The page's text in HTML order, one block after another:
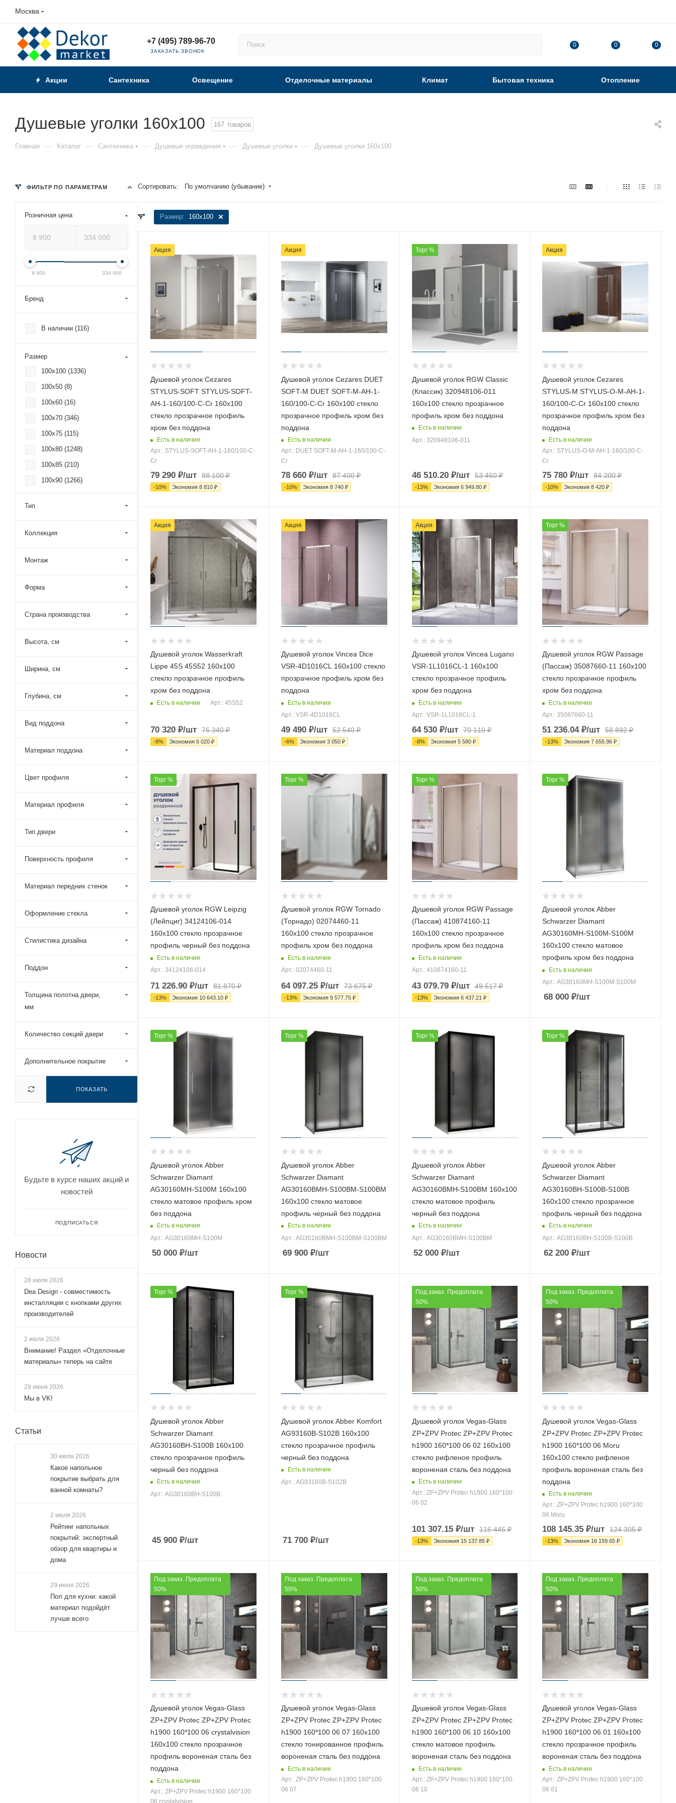
Москва
+7 (495) 789-96-70
ЗАКАЗАТЬ ЗВОНОК
0 0 0
Акции Сантехника Освещение Отделочные материалы Климат Бытовая техника Отопление
Душевые уголки 160x100 167 товаров
Главная — Каталог — Сантехника — Душевые ограждения — Душевые уголки — Душевые уголки 160x100
Сортировать: По умолчанию (убывание)
Размер: 160x100
Акция
Душевой уголок Cezares
STYLUS-SOFT STYLUS-SOFT-
AH-1-160/100-C-Cr 160х100
стекло прозрачное профиль
хром без поддона
Есть в наличии
Арт.: STYLUS-SOFT-AH-1-160/100-C-
Cr
79 290 ₽/шт 88 100₽
-10% Экономия 8 810 ₽
Акция
Душевой уголок Cezares DUET
SOFT-M DUET SOFT-M-AH-1-
160/100-C-Cr 160х100 стекло
прозрачное профиль хром без
поддона
Есть в наличии
Арт.: DUET SOFT-M-AH-1-160/100-C-
Cr
78 660₽/шт 87 400₽
-10% Экономия 8 740₽
Торг %
Душевой уголок RGW Classic
(Класcик) 320948106-011
160х100 стекло прозрачное
профиль хром без поддона
Есть в наличии
Арт.: 320948106-011
46 510.20₽/шт 53 460₽
-13% Экономия 6 949.80₽
Акция
Душевой уголок Cezares
STYLUS-M STYLUS-O-M-AH-1-
160/100-C-Cr 160х100 стекло
прозрачное профиль хром без
поддона
Есть в наличии
Арт.: STYLUS-O-M-AH-1-160/100-C-
Cr
75 780 ₽/шт 84 200₽
-10% Экономия8 420 ₽
Акция
Душевой уголок Wasserkraft
Lippe 45S 45S52 160х100
стекло прозрачное профиль
хром без поддона
Есть в наличии Арт.: 45S52
70 320 ₽/шт 76 340₽
-8% Экономия 6 020 ₽
Акция
Душевой уголок Vincea Dice
VSR-4D1016CL 160х100 стекло
прозрачное профиль хром без
поддона
Есть в наличии
Арт.: VSR-4D1016CL
49 490₽/шт 52 540₽
-6% Экономия 3 050₽
Акция
Душевой уголок Vincea Lugano
VSR-1L1016CL-1 160х100
стекло прозрачное профиль
хром без поддона
Есть в наличии
Арт.: VSR-1L1016CL-1
64 530₽/шт 70 110₽
-8% Экономия 5 580₽
Торг %
Душевой уголок RGW Passage
(Пассаж) 35087660-11 160х100
стекло прозрачное профиль
хром без поддона
Есть в наличии
Арт.: 35087660-11
51 236.04₽/шт 58 892₽
-13% Экономия7 655.96 ₽
Торг %
Душевой уголок RGW Leipzig
(Лейпциг) 34124106-014
160х100 стекло прозрачное
профиль черный без поддона
Есть в наличии
Арт.: 34124106-014
71 226.90 ₽/шт 81 870₽
-13% Экономия 10 643.10 ₽
Торг %
Душевой уголок RGW Tornado
(Торнадо) 02074460-11
160х100 стекло прозрачное
профиль хром без поддона
Есть в наличии
Арт.: 02074460-11
64 097.25₽/шт 73 675₽
-13% Экономия 9 577.75₽
Торг %
Душевой уголок RGW Passage
(Пассаж) 410874160-11
160х100 стекло прозрачное
профиль хром без поддона
Есть в наличии
Арт.: 410874160-11
43 079.79₽/шт 49 517₽
-13% Экономия 6 437.21 ₽
Торг %
Душевой уголок Abber
Schwarzer Diamant
AG30160MH-S100M-S100M
160х100 стекло матовое
профиль хром без поддона
Есть в наличии
Арт.: AG30160MH-S100M-S100M
68 000 ₽/шт
Торг %
Душевой уголок Abber
Schwarzer Diamant
AG30160MH-S100M 160х100
стекло матовое профиль хром
без поддона
Есть в наличии
Арт.: AG30160MH-S100M
50 000 ₽/шт
Торг %
Душевой уголок Abber
Schwarzer Diamant
AG30160BMH-S100BM-S100BM
160х100 стекло матовое
профиль черный без поддона
Есть в наличии
Арт.: AG30160BMH-S100BM-S100BM
69 900₽/шт
Торг %
Душевой уголок Abber
Schwarzer Diamant
AG30160BMH-S100BM 160х100
стекло матовое профиль
черный без поддона
Есть в наличии
Арт.: AG30160BMH-S100BM
52 000₽/шт
Торг %
Душевой уголок Abber
Schwarzer Diamant
AG30160BH-S100B-S100B
160х100 стекло прозрачное
профиль черный без поддона
Есть в наличии
Арт.: AG30160BH-S100B-S100B
62 200 ₽/шт
Торг %
Душевой уголок Abber
Schwarzer Diamant
AG30160BH-S100B 160х100
стекло прозрачное профиль
черный без поддона
Есть в наличии
Арт.: AG30160BH-S100B
45 900 ₽/шт
Торг %
Душевой уголок Abber Komfort
AG93160B-S102B 160х100
стекло прозрачное профиль
черный без поддона
Есть в наличии
Арт.: AG93160B-S102B
71 700₽/шт
Под заказ. Предоплата
50%
Душевой уголок Vegas-Glass
ZP+ZPV Protec ZP+ZPV Protec
h1900 160*100 06 02 160х100
стекло рифленое профиль
вороненая сталь без поддона
Есть в наличии
Арт.: ZP+ZPV Protec h1900 160*100
06 02
101 307.15₽/шт 116 445₽
-13% Экономия 15 137.85₽
Под заказ. Предоплата
50%
Душевой уголок Vegas-Glass
ZP+ZPV Protec ZP+ZPV Protec
h1900 160*100 06 Moru
160х100 стекло рифленое
профиль вороненая сталь без
поддона
Есть в наличии
Арт.: ZP+ZPV Protec h1900 160*100
06 Moru
108 145.35 ₽/шт 124 305₽
-13% Экономия 16 159.65 ₽
Под заказ. Предоплата
50%
Душевой уголок Vegas-Glass
ZP+ZPV Protec ZP+ZPV Protec
h1900 160*100 06 crystalvision
160х100 стекло прозрачное
профиль вороненая сталь без
поддона
Есть в наличии
Арт.: ZP+ZPV Protec h1900 160*100
Под заказ. Предоплата
50%
Душевой уголок Vegas-Glass
ZP+ZPV Protec ZP+ZPV Protec
h1900 160*100 06 07 160х100
стекло тонированное профиль
вороненая сталь без поддона
Есть в наличии
Арт.: ZP+ZPV Protec h1900 160*100
06 07
Под заказ. Предоплата
50%
Душевой уголок Vegas-Glass
ZP+ZPV Protec ZP+ZPV Protec
h1900 160*100 06 10 160х100
стекло матовое профиль
вороненая сталь без поддона
Есть в наличии
Арт.: ZP+ZPV Protec h1900 160*100
06 10
Под заказ. Предоплата
50%
Душевой уголок Vegas-Glass
ZP+ZPV Protec ZP+ZPV Protec
h1900 160*100 06 01 160х100
стекло прозрачное профиль
вороненая сталь без поддона
Есть в наличии
Арт.: ZP+ZPV Protec h1900 160*100
06 01
ФИЛЬТР ПО ПАРАМЕТРАМ
Розничная цена
8 900 334 000
Бренд
В наличии (116)
Размер
100x100 (1336)
100x50 (8)
100x60 (16)
100x70 (346)
100x75 (115)
100x80 (1248)
100x85 (210)
100x90 (1266)
105x75 (
105x85 (
105x95 ( 93
110x110 (
110x60 (
110x90 (1048
115x100 (99)
115x80 (97)
115x90 ( 100)
120x115 (7)
1206)
120x85 (205)
125x100 (97)
1
125x110 (3)
125x80 (
125x90 (95)
125x95 (93)
130x105 (
130x110 (16)
130x125 (
130x130 (
130x80 (257)
130x85 (100)
130x95 (93)
135x100 (95)
135x70 (95
135x80 (95)
Тип
Коллекция
Монтаж
Форма
Страна производства
Высота, см
Ширина, см
Глубина, см
Вид поддона
Материал поддона
Цвет профиля
Материал профиля
Тип двери
Поверхность профиля
Материал передних стенок
Оформление стекла
Стилистика дизайна
Поддон
Толщина полотна двери,
мм
Количество секций двери
Дополнительное покрытие
ПОКАЗАТЬ
Будьте в курсе наших акций и
новостей
ПОДПИСАТЬСЯ
Новости
28 июля 2026
Dea Design - совместимость
инсталляции с кнопками других
производителей
2 июля 2026
Внимание! Раздел «Отделочные
материалы» теперь на сайте
29 июня 2026
Мы в VK!
Статьи
30 июля 2026
Какое напольное
покрытие выбрать для
ванной комнаты?
2 июля 2026
Рейтинг напольных
покрытий: экспертный
обзор для квартиры и
дома
29 июня 2026
Пол для кухни: какой
материал подойдёт
лучше всего